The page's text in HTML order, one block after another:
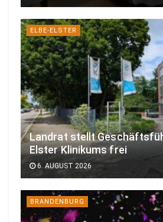
ELBE-ELSTER
Landrat stellt
Elster Klinikums frei
6. AUGUST 2026
BRANDENBURG